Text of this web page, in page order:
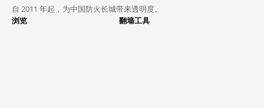
自 2011 年起，为中国防火长城带来透明度。
浏览
翻墙工具